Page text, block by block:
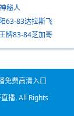
秘人
63-83达拉斯飞
牌83-84芝加哥
免费高清入口
播. All Rights